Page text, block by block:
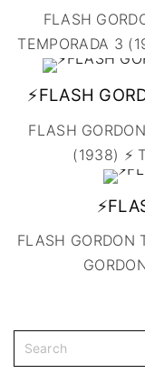
FLASH
TEMPORADA 3
⚡FLASH
FLASH
(1938) ⚡
FLASH GORDON